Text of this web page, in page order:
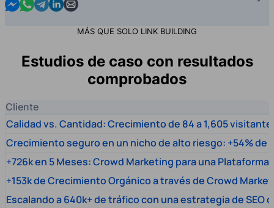
MÁS QUE SOLO LINK BUILDING
Estudios de caso con resultados
comprobados
Cliente
Calidad vs. Cantidad: Crecimiento de 84 a 1,605
Crecimiento seguro en un nicho de alto riesgo: +54% de
+726k en 5 Meses: Crowd Marketing para una
+153k de Crecimiento Orgánico a través de Crowd
Escalando a 640k+ de tráfico con una estrategia de SEO